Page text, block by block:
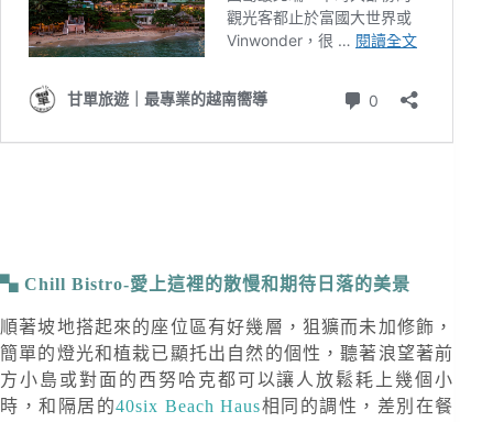
Chill Bistro-愛上這裡的散慢和期待日落的美景
順著坡地搭起來的座位區有好幾層，狙獷而未加修飾，
簡單的燈光和植栽已顯托出自然的個性，聽著浪望著前
方小島或對面的西努哈克都可以讓人放鬆耗上幾個小
時，和隔居的40six Beach Haus相同的調性，差別在餐